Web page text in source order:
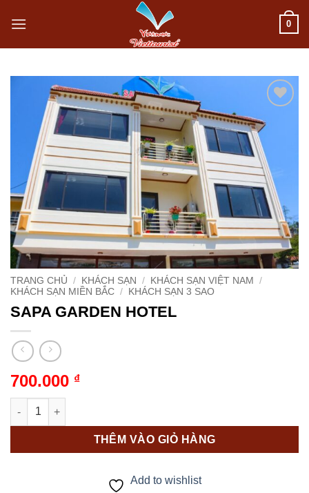
0
Add to
wishlist
TRANG CHỦ / KHÁCH SẠN / KHÁCH SẠN VIỆT NAM
/
KHÁCH SẠN MIỀN BẮC / KHÁCH SẠN 3 SAO
SAPA GARDEN HOTEL
700.000 ₫
SAPA GARDEN HOTEL số lượng
THÊM VÀO GIỎ HÀNG
Add to wishlist